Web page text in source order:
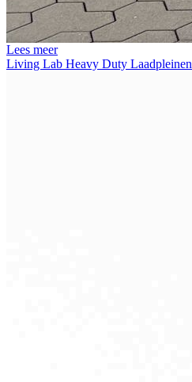
Lees meer
Living Lab Heavy Duty Laadpleinen